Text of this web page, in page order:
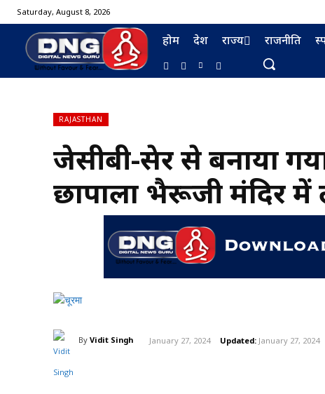
Saturday, August 8, 2026
होम देश राज्य राजनीति
RAJASTHAN
जेसीबी-थ्रेसर से बनाया
छापाला भैरूजी मंदिर
By Vidit Singh January 27, 2024 Updated: January 27, 2024
BURMA FURNISHING